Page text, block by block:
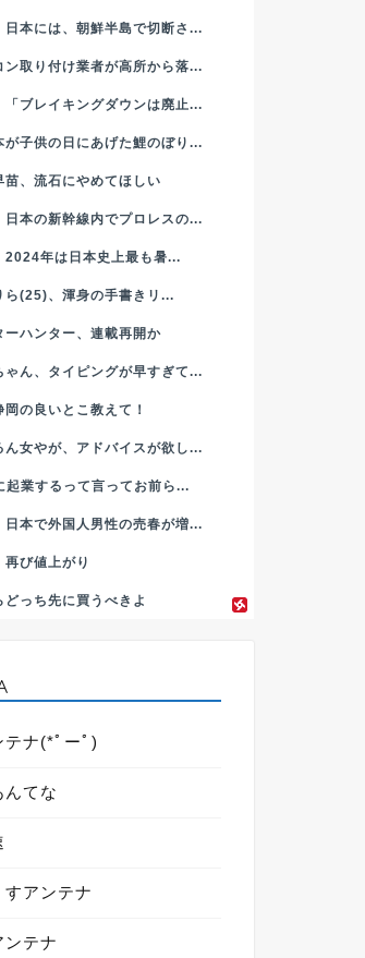
日本には、朝鮮半島で切断さ...
ン取り付け業者が高所から落...
「ブレイキングダウンは廃止...
が子供の日にあげた鯉のぼり...
苗、流石にやめてほしい
日本の新幹線内でプロレスの...
2024年は日本史上最も暑...
ら(25)、渾身の手書きリ...
ーハンター、連載再開か
ゃん、タイピングが早すぎて...
岡の良いとこ教えて！
ん女やが、アドバイスが欲し...
起業するって言ってお前ら...
日本で外国人男性の売春が増...
再び値上がり
っち先に買うべきよ
テナ(*ﾟーﾟ)
んてな
すアンテナ
ンテナ